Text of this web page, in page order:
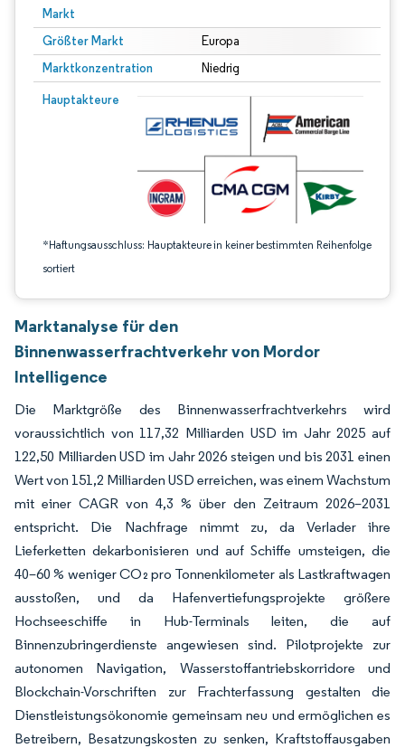
Markt
Größter Markt Europa
Marktkonzentration Niedrig
Hauptakteure
*Haftungsausschluss: Hauptakteure in keiner bestimmten Reihenfolge
sortiert
Bild © Mordor Intelligence. Wiederverwendung erfordert Namensnennung
Marktanalyse für den
Binnenwasserfrachtverkehr von Mordor
Intelligence
Die Marktgröße des Binnenwasserfrachtverkehrs wird
voraussichtlich von 117,32 Milliarden USD im Jahr 2025 auf
122,50 Milliarden USD im Jahr 2026 steigen und bis 2031 einen
Wert von 151,2 Milliarden USD erreichen, was einem Wachstum
mit einer CAGR von 4,3 % über den Zeitraum 2026–2031
entspricht. Die Nachfrage nimmt zu, da Verlader ihre
Lieferketten dekarbonisieren und auf Schiffe umsteigen, die
40–60 % weniger CO₂ pro Tonnenkilometer als Lastkraftwagen
ausstoßen, und da Hafenvertiefungsprojekte größere
Hochseeschiffe in Hub-Terminals leiten, die auf
Binnenzubringerdienste angewiesen sind. Pilotprojekte zur
autonomen Navigation, Wasserstoffantriebskorridore und
Blockchain-Vorschriften zur Frachterfassung gestalten die
Dienstleistungsökonomie gemeinsam neu und ermöglichen es
Betreibern, Besatzungskosten zu senken, Kraftstoffausgaben